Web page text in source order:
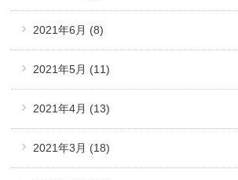
2021年6月 (8)
2021年5月 (11)
2021年4月 (13)
2021年3月 (18)